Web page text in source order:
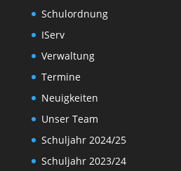
Schulordnung
IServ
Verwaltung
Termine
Neuigkeiten
Unser Team
Schuljahr 2024/25
Schuljahr 2023/24